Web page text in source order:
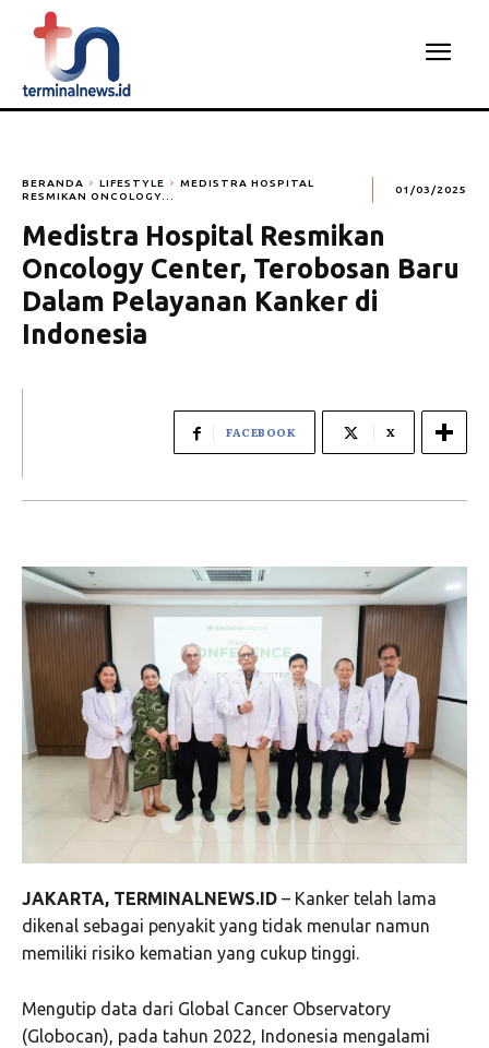
BERANDA LIFESTYLE
MEDISTRA HOSPITAL
RESMIKAN ONCOLOGY...
01/03/2025
Medistra Hospital Resmikan
Oncology Center, Terobosan Baru
Dalam Pelayanan Kanker di
Indonesia
FACEBOOK X
JAKARTA, TERMINALNEWS.ID – Kanker telah lama
dikenal sebagai penyakit yang tidak menular namun
memiliki risiko kematian yang cukup tinggi.
Mengutip data dari Global Cancer Observatory
(Globocan), pada tahun 2022, Indonesia mengalami